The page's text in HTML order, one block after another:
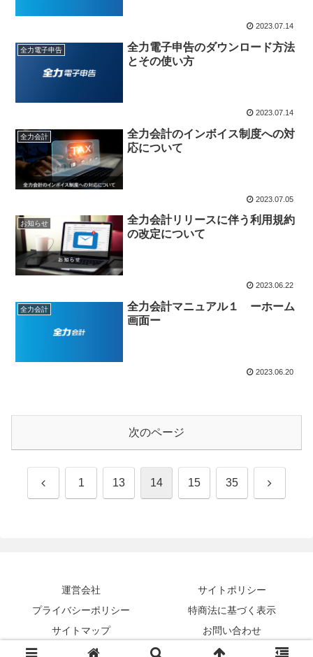
2023.07.14
全力電子申告
全力電子申告のダウンロード方法
とその使い方
2023.07.14
全力会計
全力会計のインボイス制度への対
応について
2023.07.05
お知らせ
全力会計リリースに伴う利用規約
の改定について
2023.06.22
全力会計
全力会計マニュアル１ ーホーム
画面ー
2023.06.20
次のページ
前 1 13 14 15 35 次
運営会社
サイトポリシー
プライバシーポリシー
特商法に基づく表示
サイトマップ
お問い合わせ